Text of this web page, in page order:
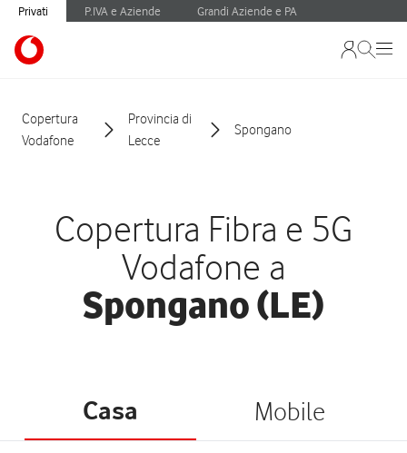
Privati P.IVA e Aziende Grandi Aziende e PA
Copertura
Vodafone
Provincia di
Lecce
Spongano
Copertura Fibra e 5G
Vodafone a
Spongano (LE)
Casa Mobile